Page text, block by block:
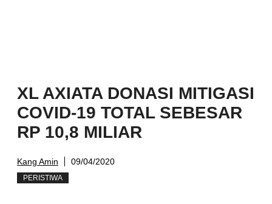
XL AXIATA DONASI MITIGASI
COVID-19 TOTAL SEBESAR
RP 10,8 MILIAR
Kang Amin 09/04/2020
PERISTIWA